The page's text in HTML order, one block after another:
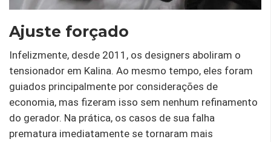
Ajuste forçado
Infelizmente, desde 2011, os designers aboliram o
tensionador em Kalina. Ao mesmo tempo, eles foram
guiados principalmente por considerações de
economia, mas fizeram isso sem nenhum refinamento
do gerador. Na prática, os casos de sua falha
prematura imediatamente se tornaram mais